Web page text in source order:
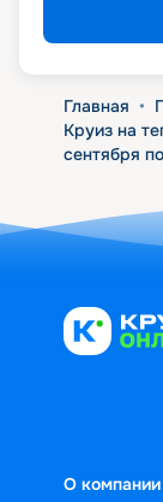
Главная •
Круиз на
сентября
О компании